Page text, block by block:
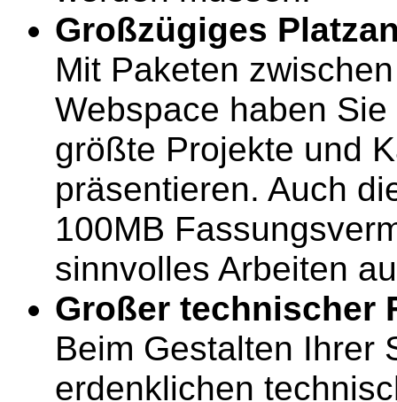
Großzügiges
Mit Paketen
Webspace haben
größte Projekte und
präsentieren. Auch
100MB
sinnvolles Arbeiten
Großer technischer
Beim Gestalten Ihrer
erdenklichen